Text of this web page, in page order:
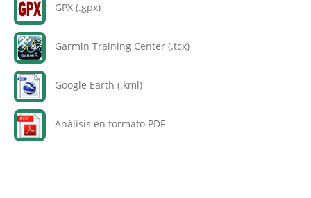
GPX (.gpx)
Garmin Training Center (.tcx)
Google Earth (.kml)
Análisis en formato PDF